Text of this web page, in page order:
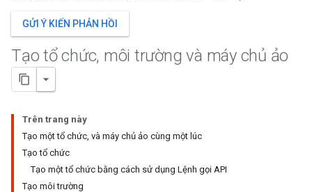
GỬI Ý KIẾN PHẢN HỒI
Tạo tổ chức, môi trường và máy chủ ảo
Trên trang này
Tạo một tổ chức, và máy chủ ảo cùng một lúc
Tạo tổ chức
Tạo một tổ chức bằng cách sử dụng Lệnh gọi API
Tạo môi trường